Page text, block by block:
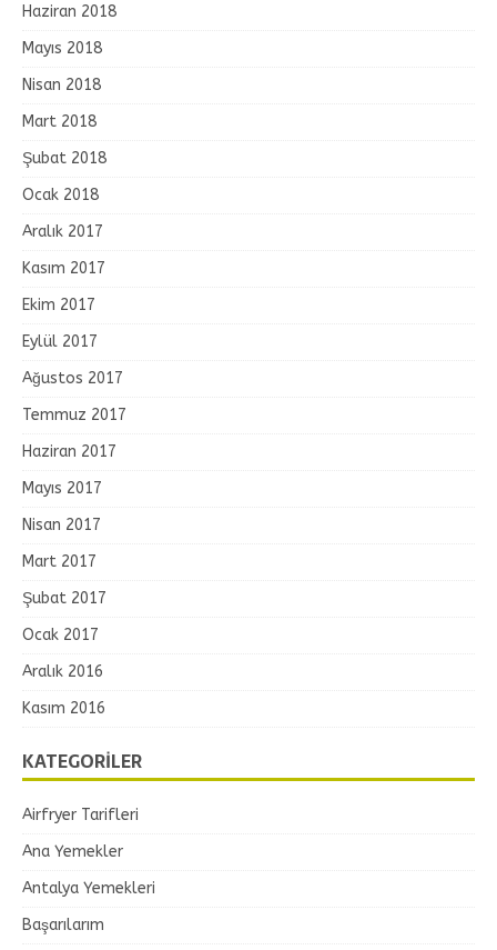
Haziran 2018
Mayıs 2018
Nisan 2018
Mart 2018
Şubat 2018
Ocak 2018
Aralık 2017
Kasım 2017
Ekim 2017
Eylül 2017
Ağustos 2017
Temmuz 2017
Haziran 2017
Mayıs 2017
Nisan 2017
Mart 2017
Şubat 2017
Ocak 2017
Aralık 2016
Kasım 2016
KATEGORILER
Airfryer Tarifleri
Ana Yemekler
Antalya Yemekleri
Başarılarım